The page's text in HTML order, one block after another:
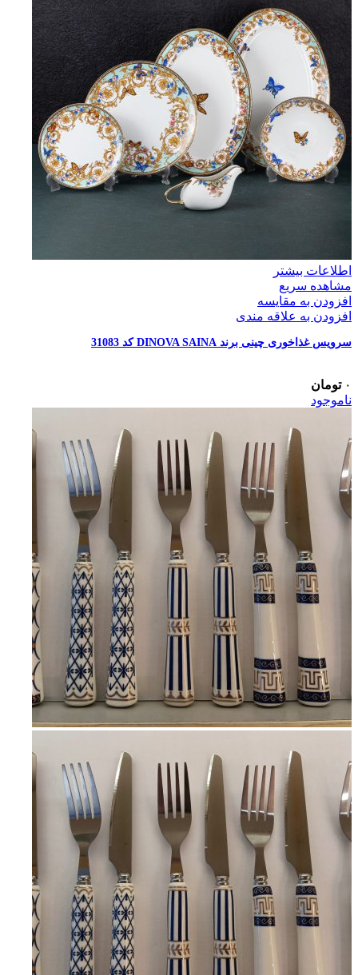
اطلاعات بیشتر
مشاهده سریع
افزودن به مقایسه
افزودن به علاقه مندی
سرویس غذاخوری چینی برند DINOVA SAINA کد 31083
۰ تومان
ناموجود